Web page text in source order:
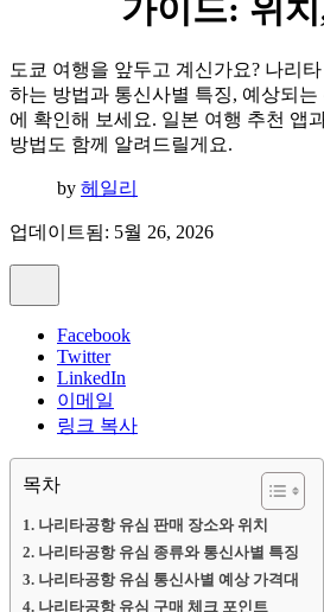
가이드: 위
도쿄 여행을 앞두고 계신가요? 나리
하는 방법과 통신사별 특징, 예상되는
에 확인해 보세요. 일본 여행 추천 앱
방법도 함께 알려드릴게요.
by 헤일리
업데이트됨: 5월 26, 2026
Facebook
Twitter
LinkedIn
이메일
링크 복사
목차
나리타공항 유심 판매 장소와 위치
나리타공항 유심 종류와 통신사별 특징
나리타공항 유심 통신사별 예상 가격대
나리타공항 유심 구매 체크 포인트